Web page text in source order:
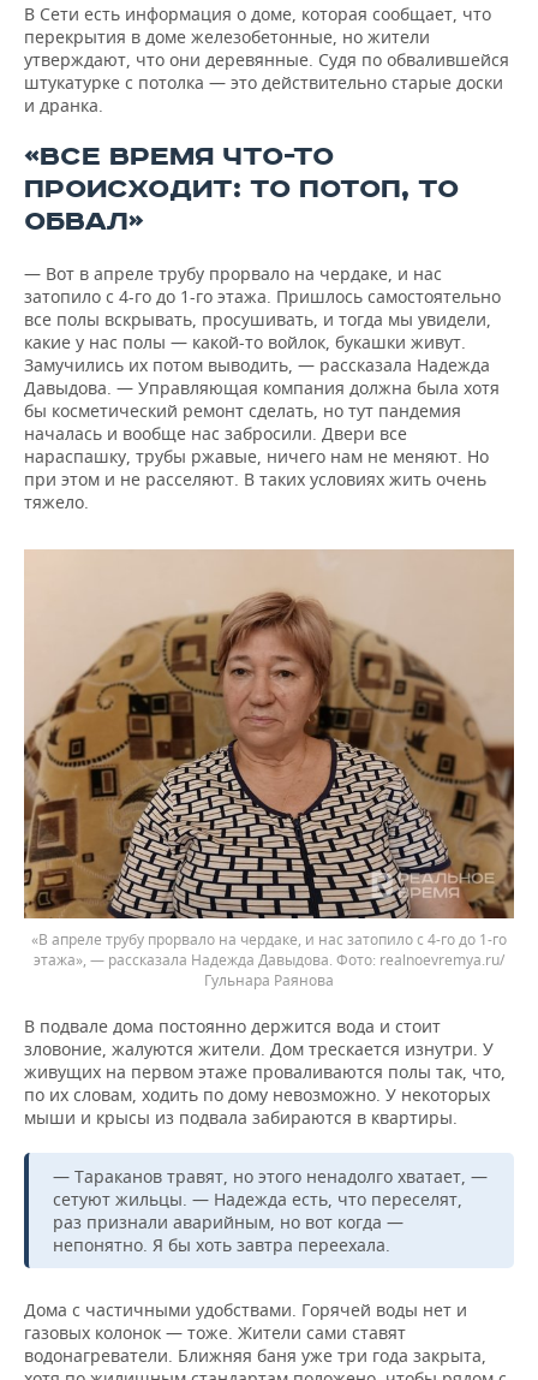
В Сети есть информация о доме, которая сообщает, что
перекрытия в доме железобетонные, но жители
утверждают, что они деревянные. Судя по обвалившейся
штукатурке с потолка — это действительно старые доски
и дранка.
«ВСЕ ВРЕМЯ ЧТО-ТО
ПРОИСХОДИТ: ТО ПОТОП, ТО
ОБВАЛ»
— Вот в апреле трубу прорвало на чердаке, и нас
затопило с 4-го до 1-го этажа. Пришлось самостоятельно
все полы вскрывать, просушивать, и тогда мы увидели,
какие у нас полы — какой-то войлок, букашки живут.
Замучились их потом выводить, — рассказала Надежда
Давыдова. — Управляющая компания должна была хотя
бы косметический ремонт сделать, но тут пандемия
началась и вообще нас забросили. Двери все
нараспашку, трубы ржавые, ничего нам не меняют. Но
при этом и не расселяют. В таких условиях жить очень
тяжело.
«В апреле трубу прорвало на чердаке, и нас затопило с 4-го до 1-го
этажа», — рассказала Надежда Давыдова.
realnoevremya.ru/
Гульнара Раянова
В подвале дома постоянно держится вода и стоит
зловоние, жалуются жители. Дом трескается изнутри. У
живущих на первом этаже проваливаются полы так, что,
по их словам, ходить по дому невозможно. У некоторых
мыши и крысы из подвала забираются в квартиры.
— Тараканов травят, но этого ненадолго хватает, —
сетуют жильцы. — Надежда есть, что переселят,
раз признали аварийным, но вот когда —
непонятно. Я бы хоть завтра переехала.
Дома с частичными удобствами. Горячей воды нет и
газовых колонок — тоже. Жители сами ставят
водонагреватели. Ближняя баня уже три года закрыта,